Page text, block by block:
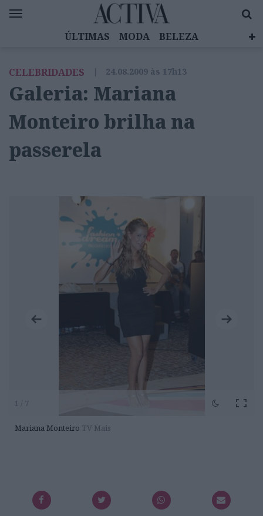
ÚLTIMAS MODA
BELEZA
EMOÇÕES
MULHERES INSPIRADORAS
DIZ QUEM SABE
ACTIVA BRAND STUDIO
CELEBRIDADES | 24.08.2009 às 17h13
Galeria: Mariana
Monteiro brilha na
passerela
1 / 7
Mariana Monteiro TV Mais